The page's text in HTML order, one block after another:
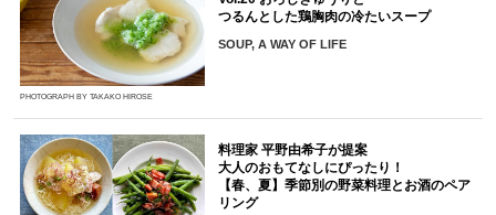
PHOTOGRAPH BY TAKAKO HIROSE
つるんとした鶏胸肉の冷たいスープ
SOUP, A WAY OF LIFE
料理家 平野由希子が提案
大人のおもてなしにぴったり！
【春、夏】季節別の野菜料理とお酒のペア
リング